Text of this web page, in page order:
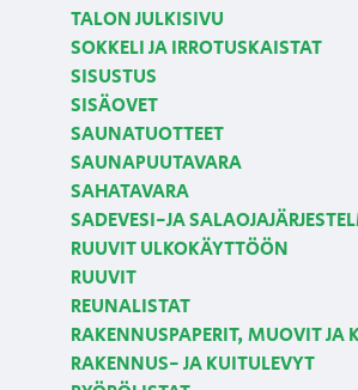
TALON JULKISIVU
SOKKELI JA IRROTUSKAISTAT
SISUSTUS
SISÄOVET
SAUNATUOTTEET
SAUNAPUUTAVARA
SAHATAVARA
SADEVESI-JA
RUUVIT ULKOKÄYTTÖÖN
RUUVIT
REUNALISTAT
RAKENNUSPAPERIT, MUOVIT JA
RAKENNUS- JA KUITULEVYT